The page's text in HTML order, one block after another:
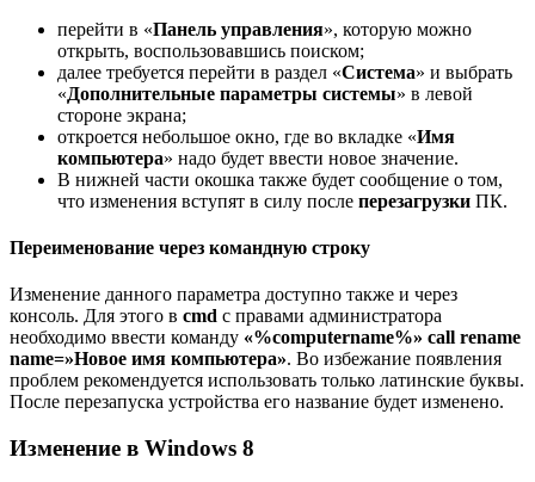
перейти в «Панель управления», которую можно
открыть, воспользовавшись поиском;
далее требуется перейти в раздел «Система» и выбрать
«Дополнительные параметры системы» в левой
стороне экрана;
откроется небольшое окно, где во вкладке «Имя
компьютера» надо будет ввести новое значение.
В нижней части окошка также будет сообщение о том,
что изменения вступят в силу после перезагрузки ПК.
Переименование через командную строку
Изменение данного параметра доступно также и через
консоль. Для этого в cmd с правами администратора
необходимо ввести команду «%computername%» call rename
name=»Новое имя компьютера». Во избежание появления
проблем рекомендуется использовать только латинские буквы.
После перезапуска устройства его название будет изменено.
Изменение в Windows 8